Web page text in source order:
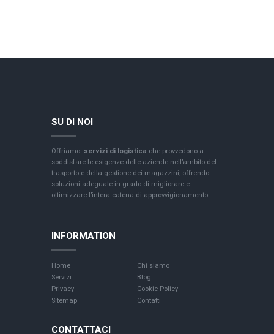
SU DI NOI
Offriamo servizi di logistica che provvedono a
soddisfare le esigenze delle aziende nell’ambito del
trasporto e della gestione dei magazzini, offrendo
soluzioni adeguate in grado di migliorare e
ottimizzare l’intera catena di approvvigionamento.
INFORMATION
Home
Chi siamo
Servizi
Blog
Privacy
Cookie Policy
Sitemap
Contatti
CONTATTACI